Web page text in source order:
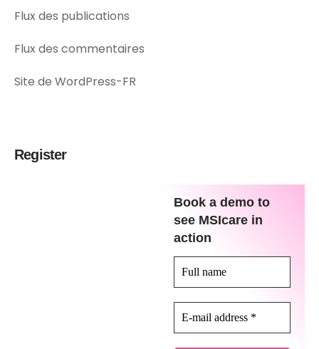
Flux des publications
Flux des commentaires
Site de WordPress-FR
Register
Book a demo to
see MSIcare in
action